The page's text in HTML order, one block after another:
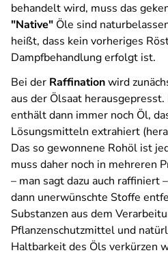
behandelt wird, muss das
"Native" Öle sind
heißt, dass kein vorheriges
Dampfbehandlung erfolgt ist.
Bei der Raffinationwird
aus der Ölsaat
enthält dann immer noch Öl,
Lösungsmitteln extrahiert
Das so gewonnene Rohöl ist
muss daher noch in mehreren
– man sagt dazu auch raffiniert
dann unerwünschte Stoffe
Substanzen aus dem
Pflanzenschutzmittel und
Haltbarkeit des Öls verkürzen